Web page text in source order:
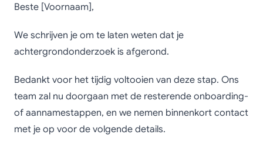
Beste [Voornaam],
We schrijven je om te laten weten dat je
achtergrondonderzoek is afgerond.
Bedankt voor het tijdig voltooien van deze stap. Ons
team zal nu doorgaan met de resterende onboarding-
of aannamestappen, en we nemen binnenkort contact
met je op voor de volgende details.